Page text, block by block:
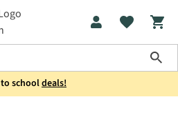
schooldeals!